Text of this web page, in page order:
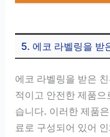
5. 에코 라벨링을 받
에코 라벨링을 받은
적이고 안전한 제품
습니다. 이러한 제품
료로 구성되어 있어